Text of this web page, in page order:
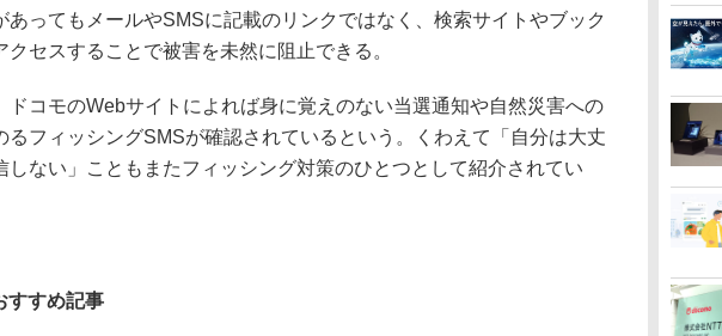
あってもメールやSMSに記載のリンクではなく、検索サイトやブック
クセスすることで被害を未然に阻止できる。
コモのWebサイトによれば身に覚えのない当選通知や自然災害への
るフィッシングSMSが確認されているという。くわえて「自分は大丈
ない」こともまたフィッシング対策のひとつとして紹介されてい
すすめ記事